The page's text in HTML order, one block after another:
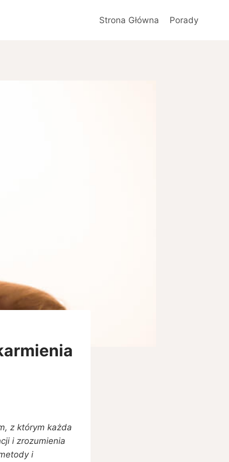
Strona Główna Porady
z którym każda
i zrozumienia
i